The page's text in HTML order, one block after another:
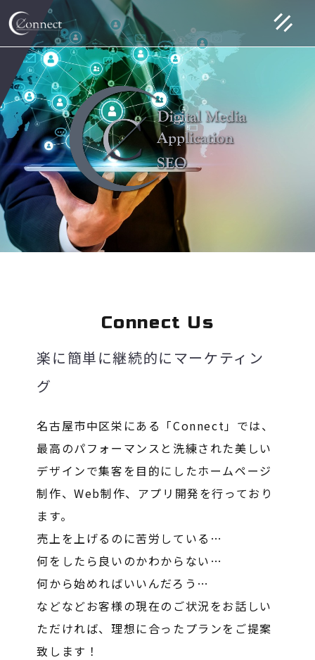
Connect Us
楽に簡単に継続的にマーケティン
グ
名古屋市中区栄にある「Connect」では、
最高のパフォーマンスと洗練された美しい
デザインで集客を目的にしたホームページ
制作、Web制作、アプリ開発を行っており
ます。
売上を上げるのに苦労している…
何をしたら良いのかわからない…
何から始めればいいんだろう…
などなどお客様の現在のご状況をお話しい
ただければ、理想に合ったプランをご提案
致します！